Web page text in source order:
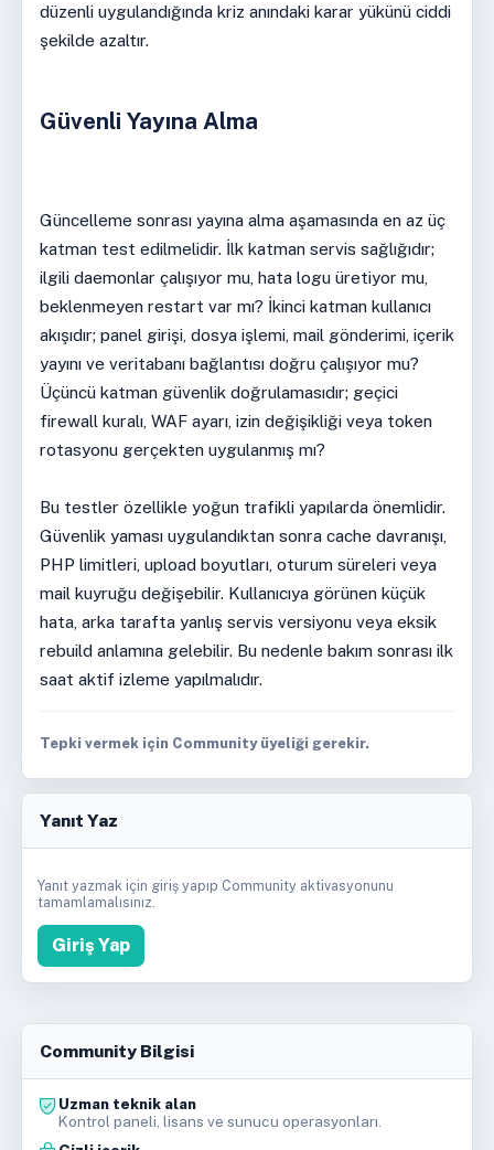
düzenli uygulandığında kriz anındaki karar yükünü ciddi
şekilde azaltır.
Güvenli Yayına Alma
Güncelleme sonrası yayına alma aşamasında en az üç
katman test edilmelidir. İlk katman servis sağlığıdır;
ilgili daemonlar çalışıyor mu, hata logu üretiyor mu,
beklenmeyen restart var mı? İkinci katman kullanıcı
akışıdır; panel girişi, dosya işlemi, mail gönderimi, içerik
yayını ve veritabanı bağlantısı doğru çalışıyor mu?
Üçüncü katman güvenlik doğrulamasıdır; geçici
firewall kuralı, WAF ayarı, izin değişikliği veya token
rotasyonu gerçekten uygulanmış mı?
Bu testler özellikle yoğun trafikli yapılarda önemlidir.
Güvenlik yaması uygulandıktan sonra cache davranışı,
PHP limitleri, upload boyutları, oturum süreleri veya
mail kuyruğu değişebilir. Kullanıcıya görünen küçük
hata, arka tarafta yanlış servis versiyonu veya eksik
rebuild anlamına gelebilir. Bu nedenle bakım sonrası ilk
saat aktif izleme yapılmalıdır.
Tepki vermek için Community üyeliği gerekir.
Yanıt Yaz
Yanıt yazmak için giriş yapıp Community aktivasyonunu
tamamlamalısınız.
Giriş Yap
Community Bilgisi
Uzman teknik alan
Kontrol paneli, lisans ve sunucu operasyonları.